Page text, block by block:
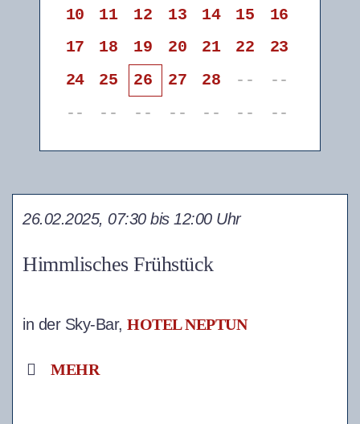
10
11 12 13 14 15
16
17
18 19 20 21 22
23
24
25 26 27 28 --
--
--
-- -- -- -- -- --
Himmlisches Frühstück
26.02.2025, 07:30 bis 12:00 Uhr
in der Sky-Bar, HOTEL NEPTUN
MEHR